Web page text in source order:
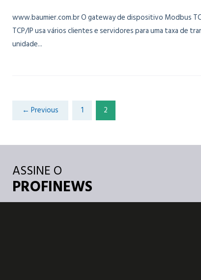
www.baumier.com.br O gateway de dispositivo Modbus
TCP/IP usa vários clientes e servidores para uma taxa de
unidade...
← Previous 1 2
ASSINE O
PROFINEWS